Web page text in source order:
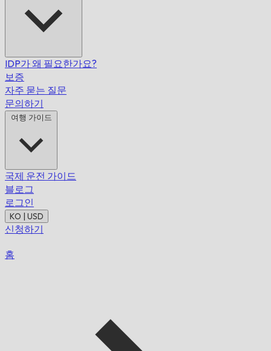
IDP가 왜 필요한가요?
보증
자주 묻는 질문
문의하기
여행 가이드
국제 운전 가이드
블로그
로그인
KO | USD
신청하기
홈